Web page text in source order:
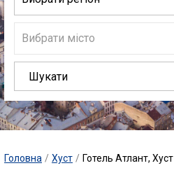
Вибрати місто
Головна / Хуст / Готель Атлант, Хуст